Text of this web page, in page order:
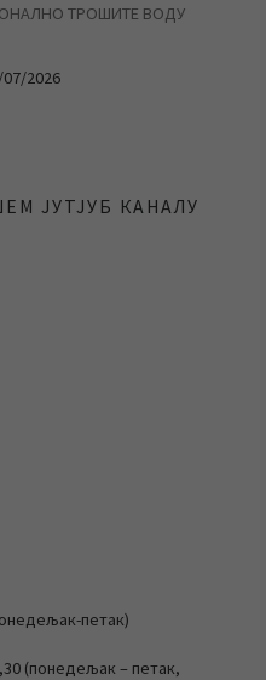
ТРОШИТЕ ВОДУ
07/2026
ЈУТЈУБ КАНАЛУ
петак)
(понедељак – петак,